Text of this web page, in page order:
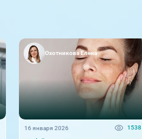
Охотникова Елена
16 января 2026 1538